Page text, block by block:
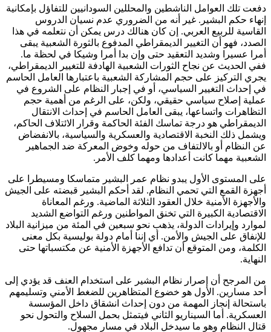
دفعت تلك العوامل الناشطين والمحللين السودانيين للتفاؤل بإمكانية
إنهاء حكم البشير. غير أنه من الضروري عدم نسيان الدروس
القاسية للربيع العربي. إن كان هنالك درس يمكن أن نتعلمه في هذا
الصدد، فهو أن التغيير الديمقراطي المدفوع بالثورة الشعبية يبقى
أمرا عسيرا وشديد التعقيد حتى وإن بدا أمرا وشيكا في لحظة ما.
ففي الحديث عن نجاح الثورات الشعبية الهادفة للتغيير الديمقراطي،
يجري التركيز على حجم المشاركة الشعبية باعتبارها العامل الحاسم
في إحداث التغيير السياسي، أو في إجبار النظام على الشروع في
عملية إصلاح سياسي حقيقي، ولكن، على الرغم من أهمية حجم
التظاهرات واتساعها، يبقى العامل الحاسم في إحداث الانتقال
الديمقراطي هو درجة تماسك الفئة الحاكمة وقرار الائتلاف الحاكم،
ويشمل ذلك النخبة الاقتصادية والعسكرية والسياسية، بالانفضاض
عن النظام أو بالالتفاف من حوله وخوض المعركة ضد الجماهير
الشعبية مهما كانت أعدادها ومهما كلف الأمر.
على المستوى الأول يبدو نظام عمر البشير متماسكا ومسيطرا على
أجهزة القمع التي تحمي النظام. لقد أحكم البشير قبضته على الجيش
والأجهزة الأمنية خلال العقود الثلاثة الماضية. ورغم المعاناة
الاقتصادية الكبيرة التي تخنق المواطنين ورغم التواضع الشديد
لموارد وإيرادات الدولة، يذهب نحو سبعين في المئة من ميزانية البلاد
للإنفاق على الجيش والأمن. أي إننا أمام دولة بوليسية بكل معنى
الكلمة، ومن المتوقع أن تدافع الأجهزة الأمنية عن مكتسباتها حتى
النهاية.
من المرجح أن إصرار نظام البشير على استخدام العنف قد يؤدي إلى
أحد مسارين. الأول هو خضوع المتظاهرين للضغط الأمني وتسليمهم
باستحالة إنجاز المهمة من دون إحداث انشقاق داخل المؤسسة
العسكرية. أما السيناريو الثاني فيتمثل بحمل السلاح والتحول نحو
قتال النظام وهو ما سيدخل البلاد في مسار مجهول.